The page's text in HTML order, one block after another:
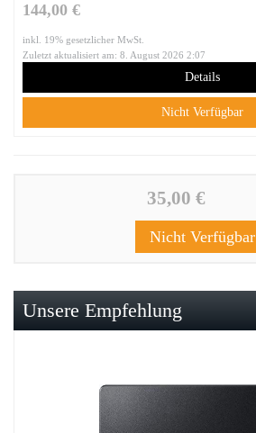
144,00 €
inkl. 19% gesetzlicher MwSt.
Zuletzt aktualisiert am: 8. August 2026 2:07
Details
Nicht Verfügbar
35,00 €
Nicht Verfügbar
Unsere Empfehlung